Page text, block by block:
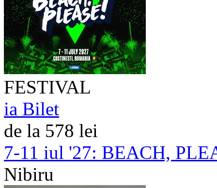
FESTIVAL
ia Bilet
de la 578 lei
7-11 iul '27: BEACH,
Nibiru